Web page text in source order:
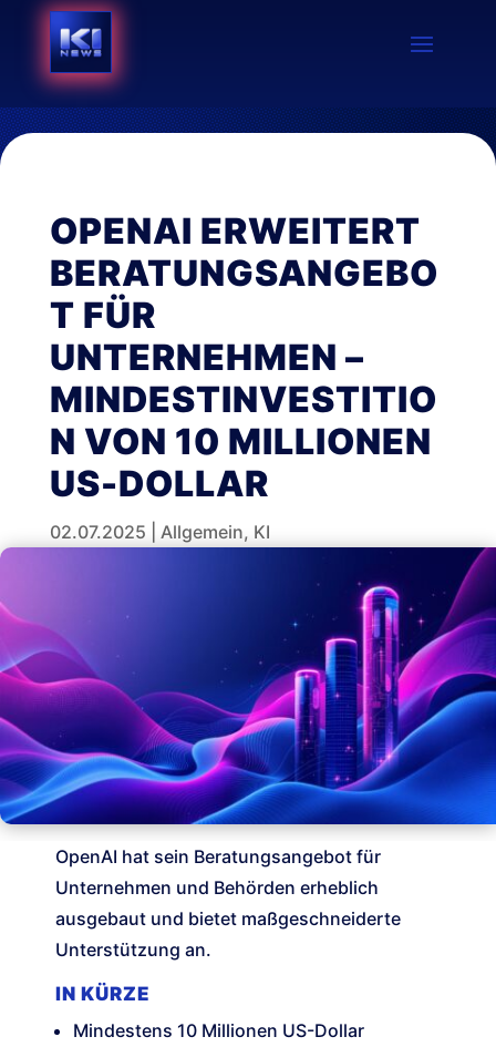
OPENAI ERWEITERT
BERATUNGSANGEBO
T FÜR
UNTERNEHMEN –
MINDESTINVESTITIO
N VON 10 MILLIONEN
US-DOLLAR
02.07.2025 Allgemein, KI
OpenAI hat sein Beratungsangebot für
Unternehmen und Behörden erheblich
ausgebaut und bietet maßgeschneiderte
Unterstützung an.
IN KÜRZE
Mindestens 10 Millionen US-Dollar